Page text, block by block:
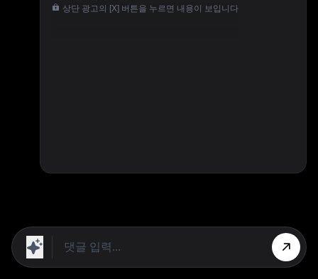
상단 광고의 [X] 버튼을 누르면 내용이 보입니다